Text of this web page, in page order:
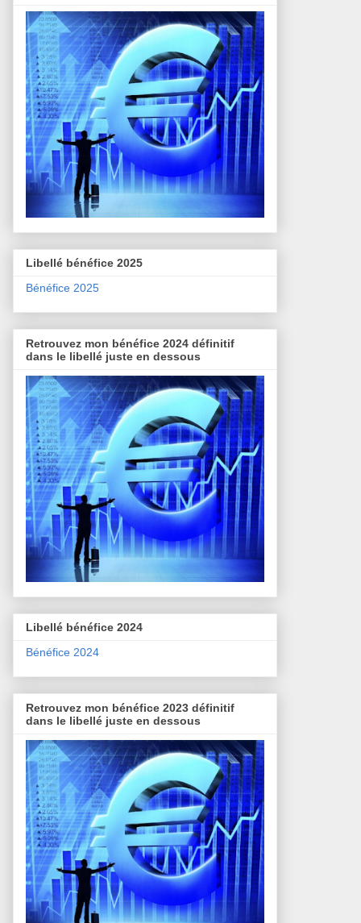
Libellé bénéfice 2025
Bénéfice 2025
Retrouvez mon bénéfice 2024 définitif
dans le libellé juste en dessous
Libellé bénéfice 2024
Bénéfice 2024
Retrouvez mon bénéfice 2023 définitif
dans le libellé juste en dessous